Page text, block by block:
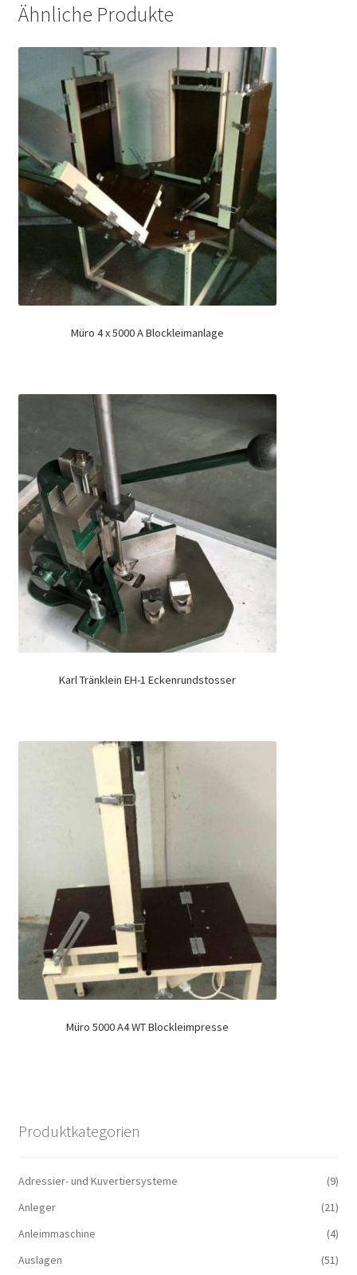
Ähnliche Produkte
Müro 4 x 5000 A Blockleimanlage
Karl Tränklein EH-1 Eckenrundstosser
Müro 5000 A4 WT Blockleimpresse
Produktkategorien
Adressier- und Kuvertiersysteme
(9)
Anleger
(21)
Anleimmaschine
(4)
Auslagen
(51)